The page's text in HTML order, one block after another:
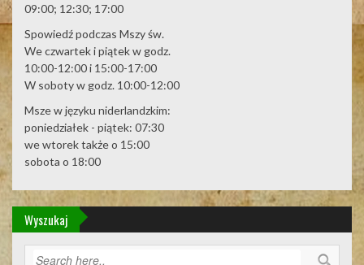
09:00; 12:30; 17:00
Spowiedź podczas Mszy św.
We czwartek i piątek w godz.
10:00-12:00 i 15:00-17:00
W soboty w godz. 10:00-12:00
Msze w języku niderlandzkim:
poniedziałek - piątek: 07:30
we wtorek także o 15:00
sobota o 18:00
Wyszukaj